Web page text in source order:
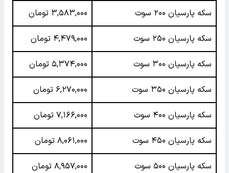
سکه پارسیان ۲۰۰ سوت ۳,۵۸۳,۰۰۰ تومان
سکه پارسیان ۲۵۰ سوت ۴,۴۷۹,۰۰۰ تومان
سکه پارسیان ۳۰۰ سوت ۵,۳۷۴,۰۰۰ تومان
سکه پارسیان ۳۵۰ سوت ۶,۲۷۰,۰۰۰ تومان
سکه پارسیان ۴۰۰ سوت ۷,۱۶۶,۰۰۰ تومان
سکه پارسیان ۴۵۰ سوت ۸,۰۶۱,۰۰۰ تومان
سکه پارسیان ۵۰۰ سوت ۸,۹۵۷,۰۰۰ تومان